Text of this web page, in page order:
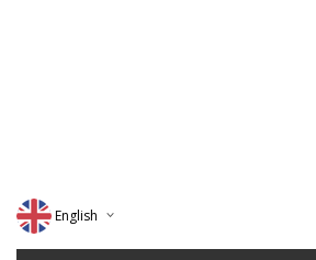
English